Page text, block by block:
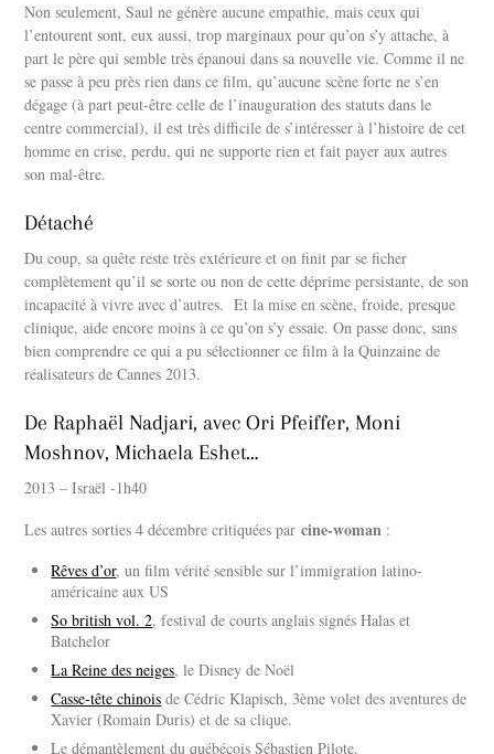
Non seulement, Saul ne génère aucune empathie, mais ceux qui
l’entourent sont, eux aussi, trop marginaux pour qu’on s’y attache, à
part le père qui semble très épanoui dans sa nouvelle vie. Comme il ne
se passe à peu près rien dans ce film, qu’aucune scène forte ne s’en
dégage (à part peut-être celle de l’inauguration des statuts dans le
centre commercial), il est très difficile de s’intéresser à l’histoire de cet
homme en crise, perdu, qui ne supporte rien et fait payer aux autres
son mal-être.
Détaché
Du coup, sa quête reste très extérieure et on finit par se ficher
complètement qu’il se sorte ou non de cette déprime persistante, de son
incapacité à vivre avec d’autres. Et la mise en scène, froide, presque
clinique, aide encore moins à ce qu’on s’y essaie. On passe donc, sans
bien comprendre ce qui a pu sélectionner ce film à la Quinzaine de
réalisateurs de Cannes 2013.
De Raphaël Nadjari, avec Ori Pfeiffer, Moni
Moshnov, Michaela Eshet…
2013 – Israël -1h40
Les autres sorties 4 décembre critiquées parcine-woman :
Rêves d’or, un film vérité sensible sur l’immigration latino-
américaine aux US
So british vol. 2, festival de courts anglais signés Halas et
Batchelor
La Reine des neiges, le Disney de Noël
Casse-tête chinois de Cédric Klapisch, 3ème volet des aventures de
Xavier (Romain Duris) et de sa clique.
Le démantèlement du québécois Sébastien Pilote.